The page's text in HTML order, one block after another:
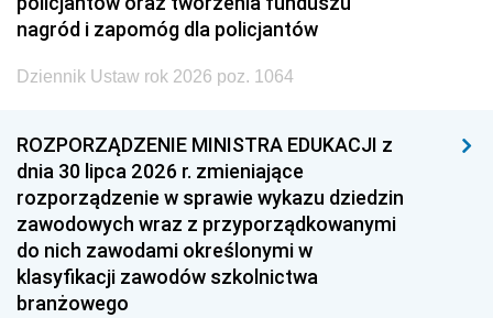
nagród i zapomóg dla policjantów
Dziennik Ustaw rok 2026 poz. 1064
ROZPORZĄDZENIE MINISTRA EDUKACJI z
dnia 30 lipca 2026 r. zmieniające
rozporządzenie w sprawie wykazu dziedzin
zawodowych wraz z przyporządkowanymi
do nich zawodami określonymi w
klasyfikacji zawodów szkolnictwa
branżowego